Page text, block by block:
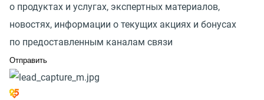
о продуктах и услугах, экспертных материалов,
новостях, информации о текущих акциях и бонусах
по предоставленным каналам связи